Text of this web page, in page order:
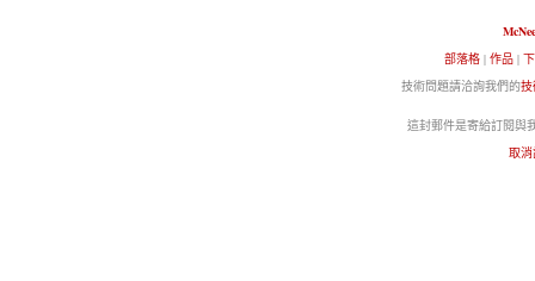
部落格 | 作品 |
技術問題請洽詢我們的
這封郵件是寄給訂閱與
取